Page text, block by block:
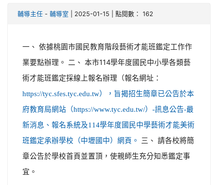
輔導主任 - 輔導室 | 2025-01-15 | 點閱數： 162
一、 依據桃園市國民教育階段藝術才能班鑑定工作作
業要點辦理。 二、 本市114學年度國民中小學各類藝
術才能班鑑定採線上報名辦理（報名網址：
https://tyc.sfes.tyc.edu.tw），旨揭招生簡章已公告於本
府教育局網站（https://www.tyc.edu.tw/）-訊息公告-最
新消息、報名系統及114學年度國民中學藝術才能美術
班鑑定承辦學校（中壢國中）網頁。
三、 請各校將簡
章公告於學校首頁並置頂，使親師生充分知悉鑑定事
宜。